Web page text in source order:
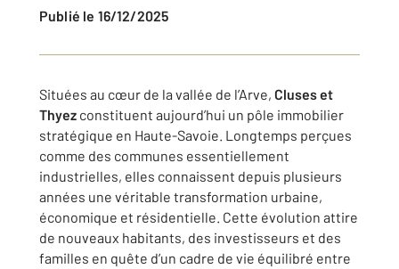
Publié le 16/12/2025
Situées au cœur de la vallée de l’Arve, Cluses et
Thyez constituent aujourd’hui un pôle immobilier
stratégique en Haute-Savoie. Longtemps perçues
comme des communes essentiellement
industrielles, elles connaissent depuis plusieurs
années une véritable transformation urbaine,
économique et résidentielle. Cette évolution attire
de nouveaux habitants, des investisseurs et des
familles en quête d’un cadre de vie équilibré entre